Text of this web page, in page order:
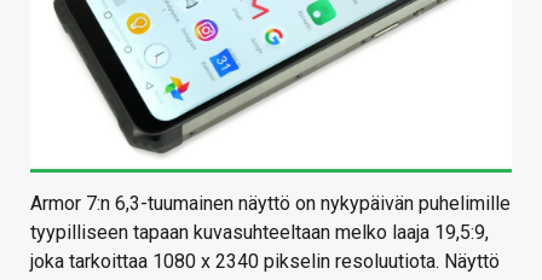
Armor 7:n 6,3-tuumainen näyttö on nykypäivän puhelimille
tyypilliseen tapaan kuvasuhteeltaan melko laaja 19,5:9,
joka tarkoittaa 1080 x 2340 pikselin resoluutiota. Näyttö